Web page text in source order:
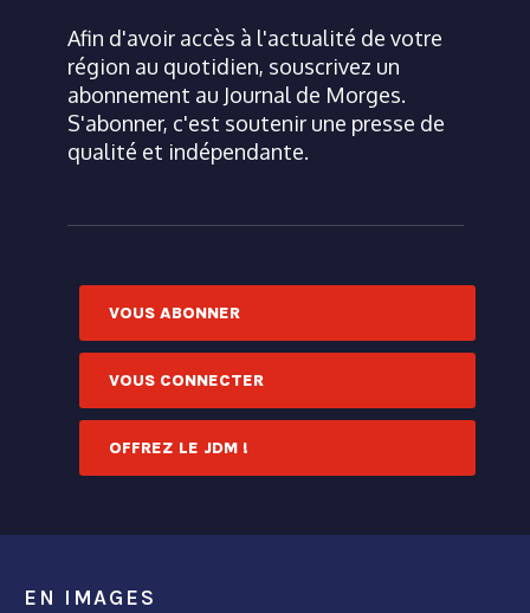
Afin d'avoir accès à l'actualité de votre
région au quotidien, souscrivez un
abonnement au Journal de Morges.
S'abonner, c'est soutenir une presse de
qualité et indépendante.
VOUS ABONNER
VOUS CONNECTER
OFFREZ LE JDM !
EN IMAGES